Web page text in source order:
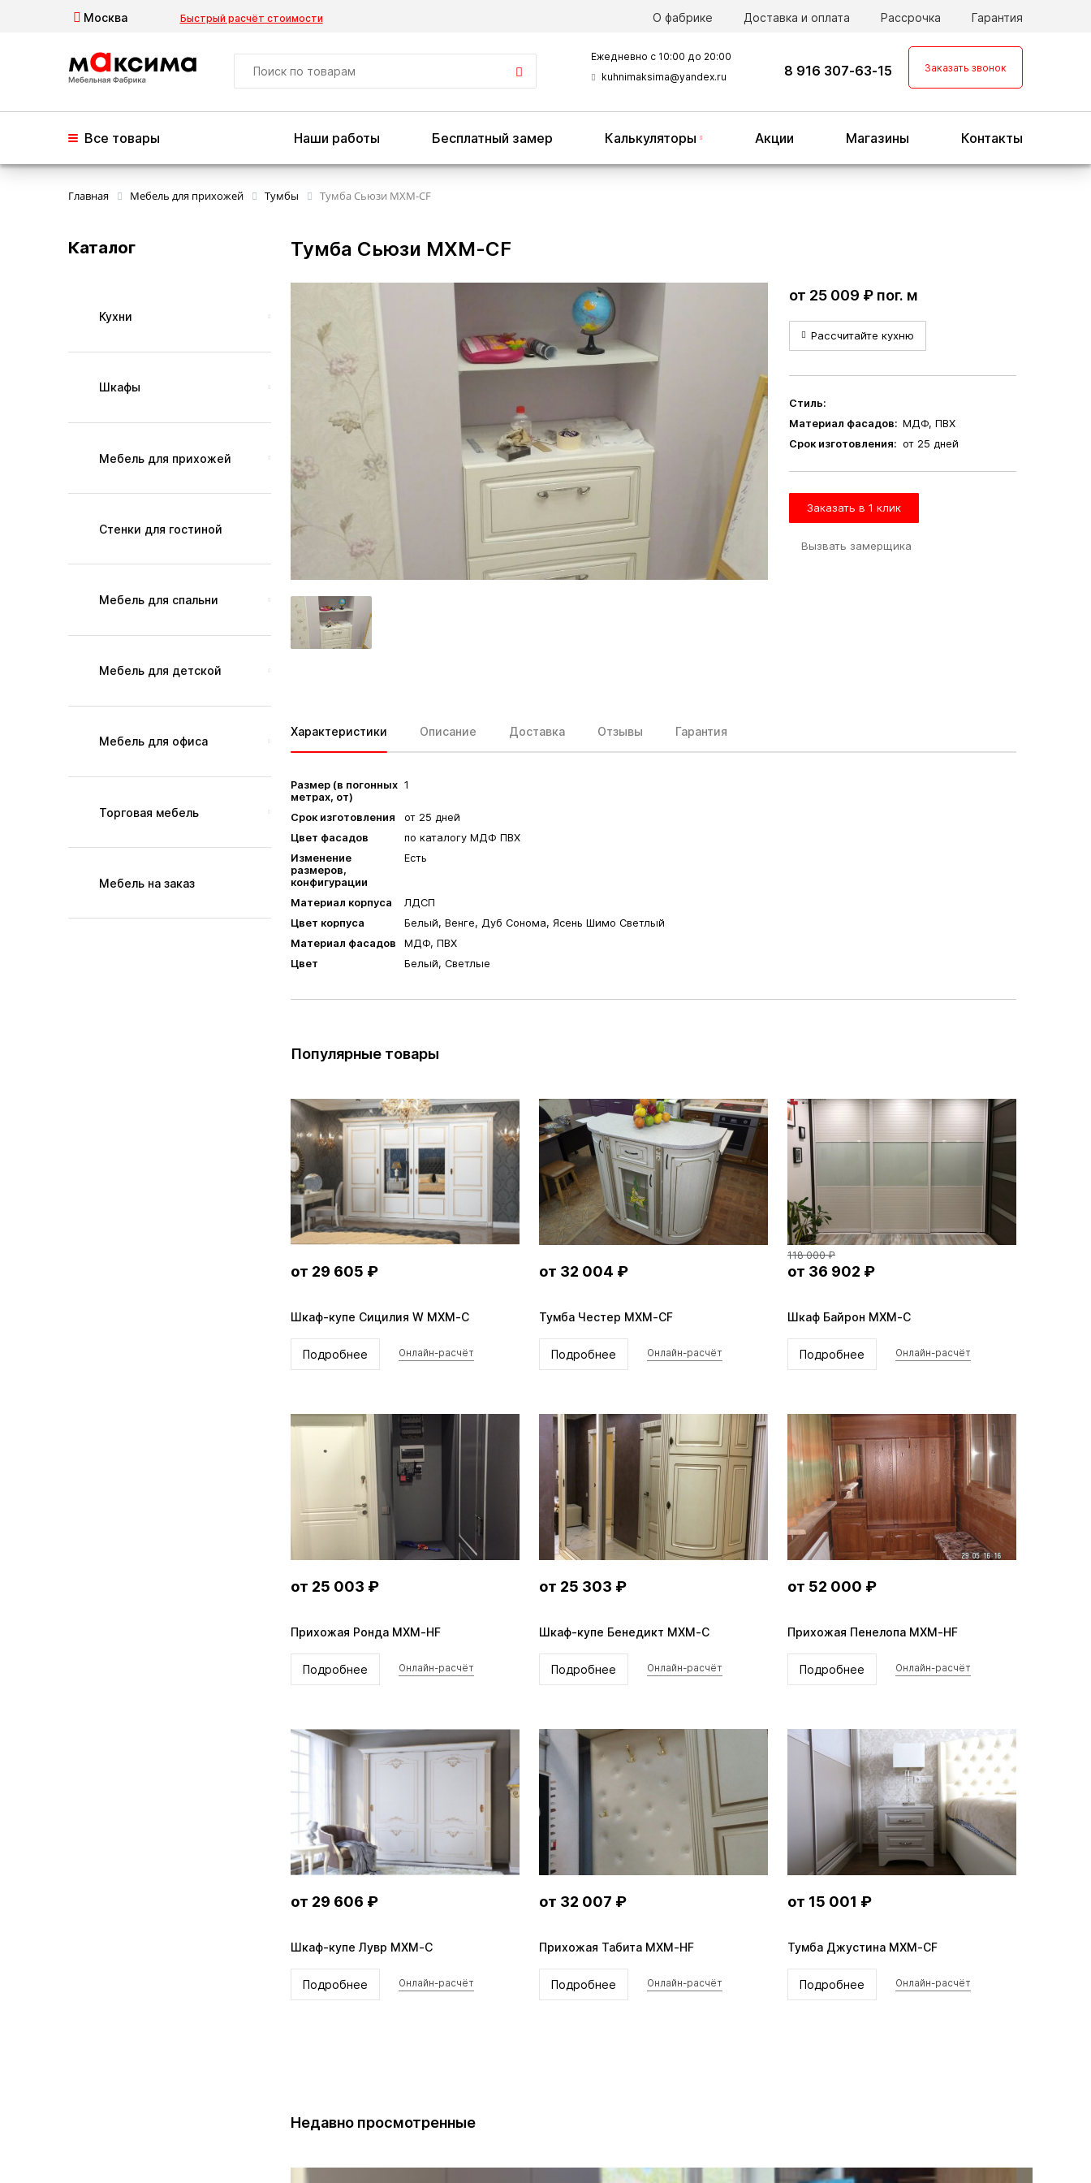
Москва Быстрый расчёт стоимости О фабрике Доставка и оплата Рассрочка Гарантия
Ежедневно с 10:00 до 20:00
kuhnimaksima@yandex.ru
8 916 307-63-15 Заказать звонок
Все товары Наши работы Бесплатный замер Калькуляторы Акции Магазины Контакты
Главная Мебель для прихожей Тумбы Тумба Сьюзи MXM-CF
Каталог
Кухни
Шкафы
Мебель для прихожей
Стенки для гостиной
Мебель для спальни
Мебель для детской
Мебель для офиса
Торговая мебель
Мебель на заказ
Тумба Сьюзи MXM-CF
от 25 009 ₽ пог. м
Рассчитайте кухню
Стиль:
Материал фасадов: МДФ, ПВХ
Срок изготовления: от 25 дней
Заказать в 1 клик
Вызвать замерщика
Характеристики Описание Доставка Отзывы Гарантия
Размер (в погонных
метрах, от)
1
Срок изготовления
от 25 дней
Цвет фасадов
по каталогу МДФ ПВХ
Изменение
размеров,
конфигурации
Есть
Материал корпуса
ЛДСП
Цвет корпуса
Белый, Венге, Дуб Сонома, Ясень Шимо Светлый
Материал фасадов
МДФ, ПВХ
Цвет
Белый, Светлые
Популярные товары
от 29 605 ₽
Шкаф-купе Сицилия W MXM-C
Подробнее Онлайн-расчёт
от 32 004 ₽
Тумба Честер MXM-CF
Подробнее Онлайн-расчёт
118 000 ₽
от 36 902 ₽
Шкаф Байрон MXM-C
Подробнее Онлайн-расчёт
от 25 003 ₽
Прихожая Ронда MXM-HF
Подробнее Онлайн-расчёт
от 25 303 ₽
Шкаф-купе Бенедикт MXM-C
Подробнее Онлайн-расчёт
от 52 000 ₽
Прихожая Пенелопа MXM-HF
Подробнее Онлайн-расчёт
от 29 606 ₽
Шкаф-купе Лувр MXM-C
Подробнее Онлайн-расчёт
от 32 007 ₽
Прихожая Табита MXM-HF
Подробнее Онлайн-расчёт
от 15 001 ₽
Тумба Джустина MXM-CF
Подробнее Онлайн-расчёт
Недавно просмотренные